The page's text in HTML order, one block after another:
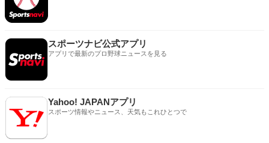
スポーツナビ公式アプリ
アプリで最新のプロ野球ニュースを見る
Yahoo! JAPANアプリ
スポーツ情報やニュース、天気もこれひとつで